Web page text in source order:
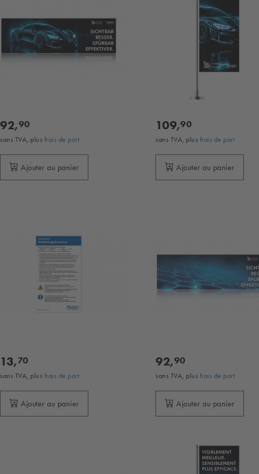
92,90
sans TVA, plus frais de port
Ajouter au panier
109,90
sans TVA, plus frais de port
Ajouter au panier
13,70
sans TVA, plus frais de port
Ajouter au panier
92,90
sans TVA, plus frais de port
Ajouter au panier